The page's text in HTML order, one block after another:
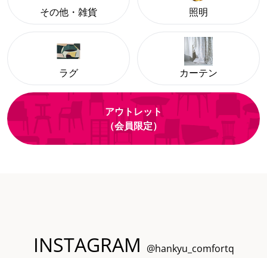
その他・雑貨 照明
ラグ カーテン
アウトレット
（会員限定）
INSTAGRAM @hankyu_comfortq